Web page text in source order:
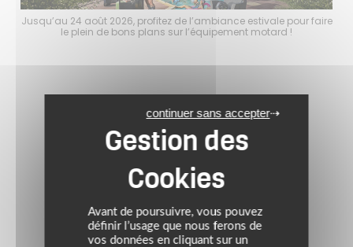
Jusqu’au 24 août 2026, profitez de l’ambiance estivale pour faire
le plein de bons plans sur l’équipement motard !
Avant de poursuivre, vous pouvez
définir l’usage que nous ferons de
vos données en cliquant sur un
continuer sans accepter